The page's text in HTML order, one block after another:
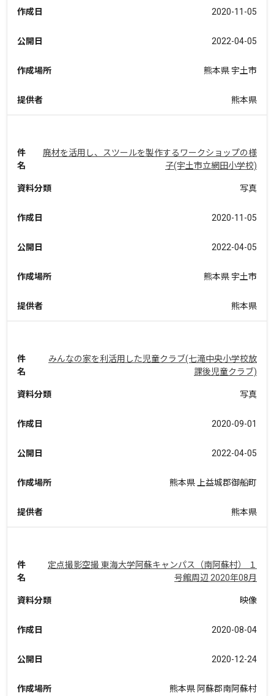
作成日 2020-11-05
公開日 2022-04-05
作成場所 熊本県 宇土市
提供者 熊本県
件
名
廃材を活用し、スツールを製作するワークショップの様
子(宇土市立網田小学校)
資料分類 写真
作成日 2020-11-05
公開日 2022-04-05
作成場所 熊本県 宇土市
提供者 熊本県
件
名
みんなの家を利活用した児童クラブ(七滝中央小学校放
課後児童クラブ)
資料分類 写真
作成日 2020-09-01
公開日 2022-04-05
作成場所 熊本県 上益城郡御船町
提供者 熊本県
件
名
定点撮影空撮 東海大学阿蘇キャンパス（南阿蘇村） １
号館周辺 2020年08月
資料分類 映像
作成日 2020-08-04
公開日 2020-12-24
作成場所 熊本県 阿蘇郡南阿蘇村